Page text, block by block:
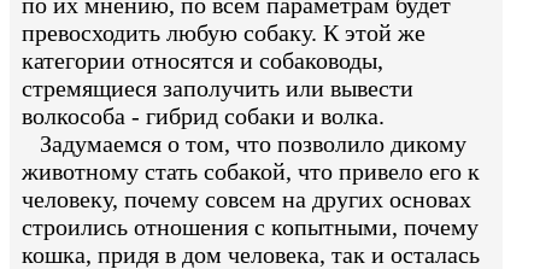
превосходить любую собаку. К этой же
категории относятся и собаководы,
стремящиеся заполучить или вывести
волкособа - гибрид собаки и волка.
Задумаемся о том, что позволило дикому
животному стать собакой, что привело его к
человеку, почему совсем на других основах
строились отношения с копытными, почему
кошка, придя в дом человека, так и осталась